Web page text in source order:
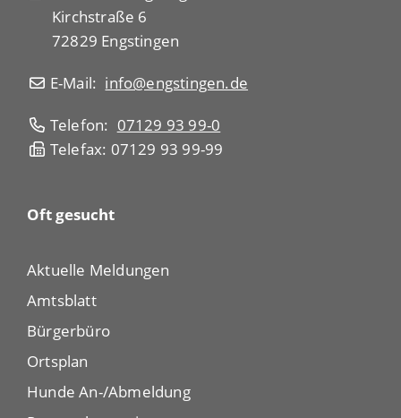
Kirchstraße 6
72829 Engstingen
E-Mail: info@engstingen.de
Telefon: 07129 93 99-0
Telefax: 07129 93 99-99
Oft gesucht
Aktuelle Meldungen
Amtsblatt
Bürgerbüro
Ortsplan
Hunde An-/Abmeldung